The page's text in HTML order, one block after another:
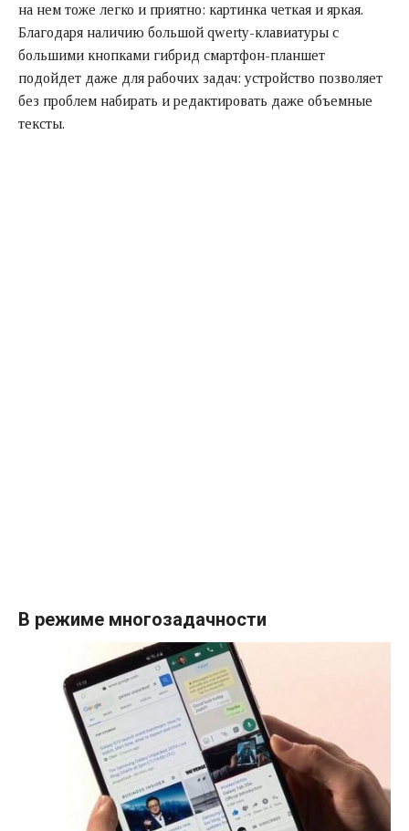
на нем тоже легко и приятно: картинка четкая и яркая.
Благодаря наличию большой qwerty-клавиатуры с
большими кнопками гибрид смартфон-планшет
подойдет даже для рабочих задач: устройство позволяет
без проблем набирать и редактировать даже объемные
тексты.
В режиме многозадачности